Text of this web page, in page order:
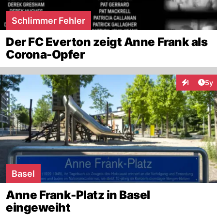
Schlimmer Fehler
Der FC Everton zeigt Anne Frank als
Corona-Opfer
1 5y
Basel
Anne Frank-Platz in Basel
eingeweiht